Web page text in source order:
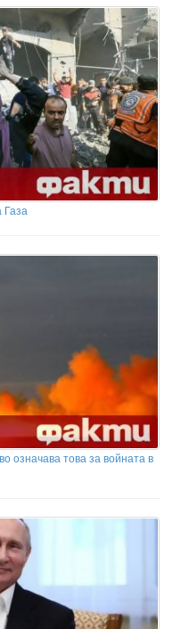
означава това за войната в